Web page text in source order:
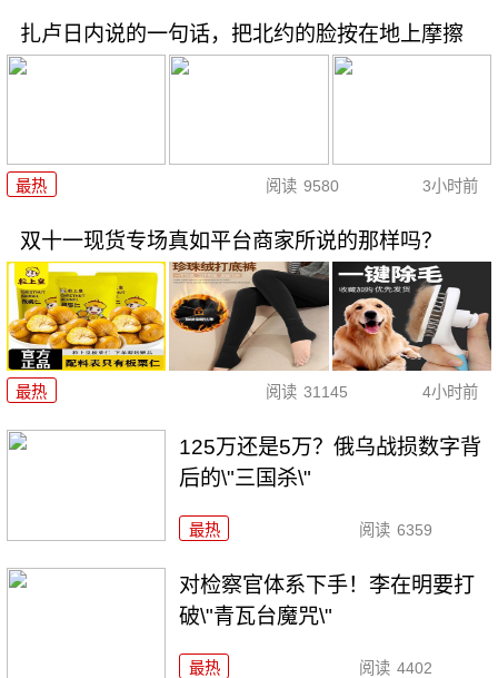
扎卢日内说的一句话，把北约的脸按在地上摩擦
最热 阅读 9580 3小时前
双十一现货专场真如平台商家所说的那样吗？
最热 阅读 31145 4小时前
125万还是5万？俄乌战损数字背
后的\"三国杀\"
最热 阅读 6359
对检察官体系下手！李在明要打
破\"青瓦台魔咒\"
最热 阅读 4402